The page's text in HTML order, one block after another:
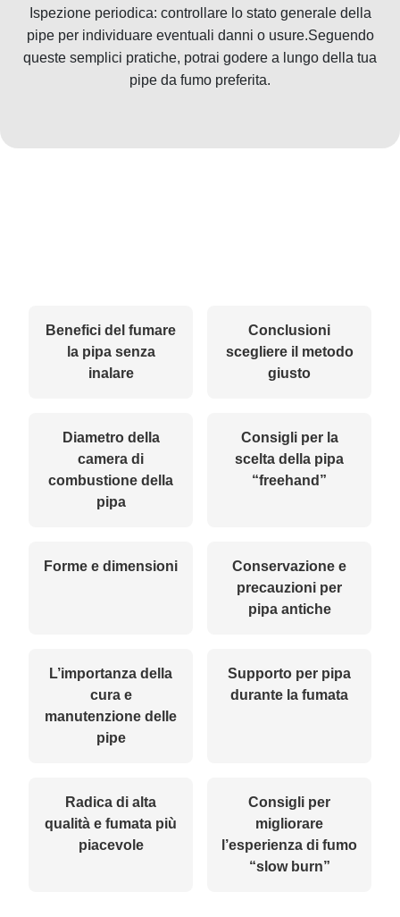
Ispezione periodica: controllare lo stato generale della
pipe per individuare eventuali danni o usure.Seguendo
queste semplici pratiche, potrai godere a lungo della tua
pipe da fumo preferita.
Benefici del fumare
la pipa senza
inalare
Conclusioni
scegliere il metodo
giusto
Diametro della
camera di
combustione della
pipa
Consigli per la
scelta della pipa
“freehand”
Forme e dimensioni
Conservazione e
precauzioni per
pipa antiche
L’importanza della
cura e
manutenzione delle
pipe
Supporto per pipa
durante la fumata
Radica di alta
qualità e fumata più
piacevole
Consigli per
migliorare
l’esperienza di fumo
“slow burn”